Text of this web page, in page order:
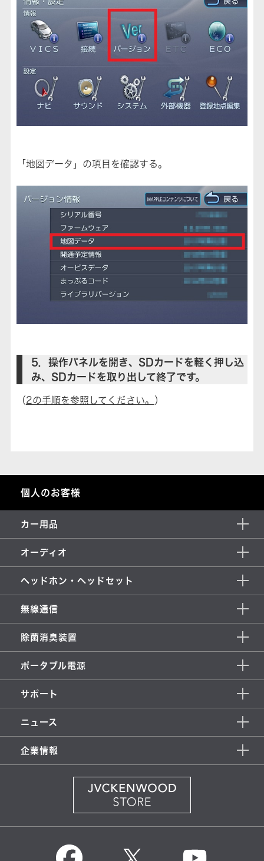
「地図データ」の項目を確認する。
5．操作パネルを開き、SDカードを軽く押し込
み、SDカードを取り出して終了です。
（2の手順を参照してください。 ）
個人のお客様
カー用品
オーディオ
ヘッドホン・ヘッドセット
無線通信
除菌消臭装置
ポータブル電源
サポート
ニュース
企業情報